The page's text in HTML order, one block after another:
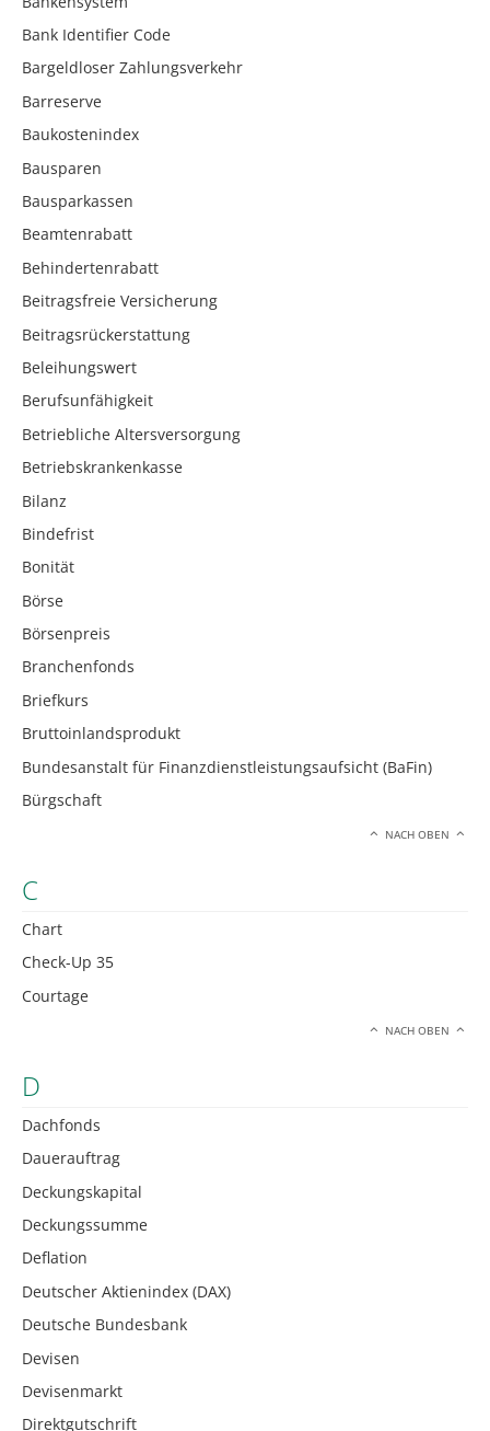
Bank Identifier Code
Bargeldloser Zahlungsverkehr
Barreserve
Baukostenindex
Bausparen
Bausparkassen
Beamtenrabatt
Behindertenrabatt
Beitragsfreie Versicherung
Beitragsrückerstattung
Beleihungswert
Berufsunfähigkeit
Betriebliche Altersversorgung
Betriebskrankenkasse
Bilanz
Bindefrist
Bonität
Börse
Börsenpreis
Branchenfonds
Briefkurs
Bruttoinlandsprodukt
Bundesanstalt für Finanzdienstleistungsaufsicht (BaFin)
Bürgschaft
NACH OBEN
C
Chart
Check-Up 35
Courtage
NACH OBEN
D
Dachfonds
Dauerauftrag
Deckungskapital
Deckungssumme
Deflation
Deutscher Aktienindex (DAX)
Deutsche Bundesbank
Devisen
Devisenmarkt
Direktgutschrift